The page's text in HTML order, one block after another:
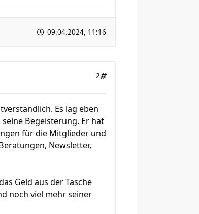
09.04.2024, 11:16
2
Es lag eben
Begeisterung. Er hat
für die Mitglieder und
Newsletter,
Geld aus der Tasche
noch viel mehr seiner